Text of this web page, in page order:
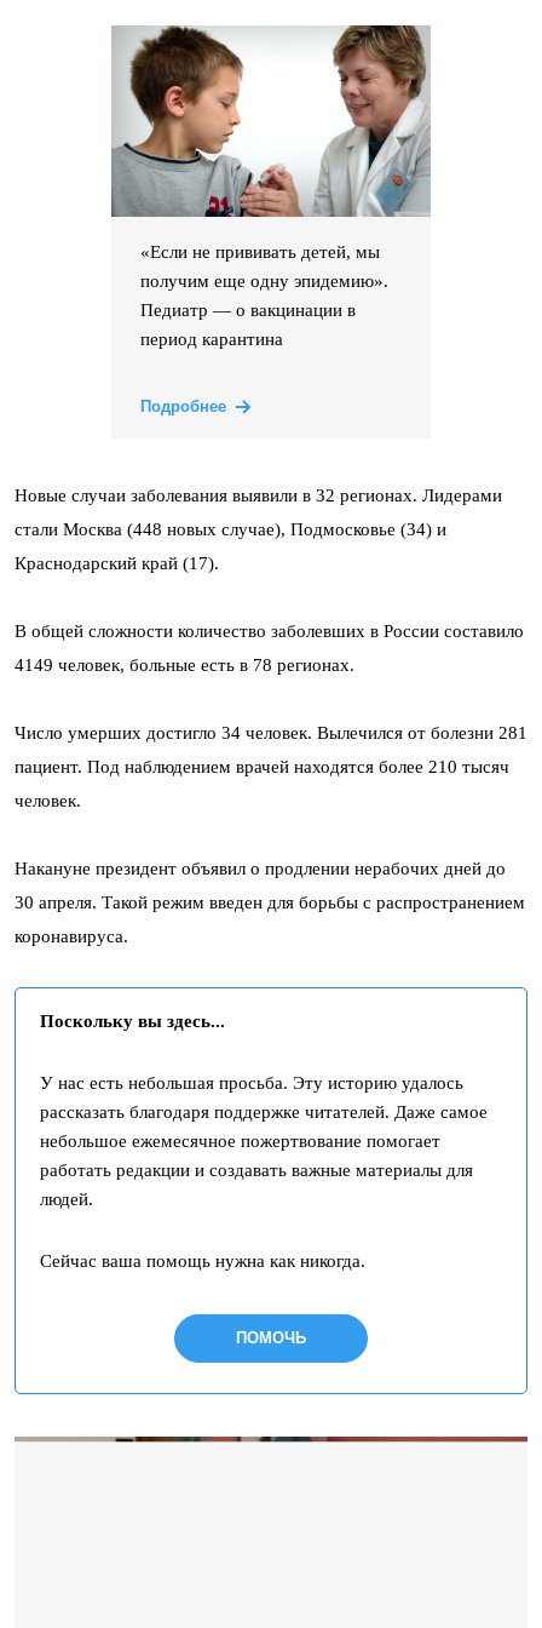
«Если не прививать детей, мы
получим еще одну эпидемию».
Педиатр — о вакцинации в
период карантина
Подробнее
Новые случаи заболевания выявили в 32 регионах. Лидерами
стали Москва (448 новых случае), Подмосковье (34) и
Краснодарский край (17).
В общей сложности количество заболевших в России составило
4149 человек, больные есть в 78 регионах.
Число умерших достигло 34 человек. Вылечился от болезни 281
пациент. Под наблюдением врачей находятся более 210 тысяч
человек.
Накануне президент объявил о продлении нерабочих дней до
30 апреля. Такой режим введен для борьбы с распространением
коронавируса.
Поскольку вы здесь...
У нас есть небольшая просьба. Эту историю удалось
рассказать благодаря поддержке читателей. Даже самое
небольшое ежемесячное пожертвование помогает
работать редакции и создавать важные материалы для
людей.
Сейчас ваша помощь нужна как никогда.
ПОМОЧЬ